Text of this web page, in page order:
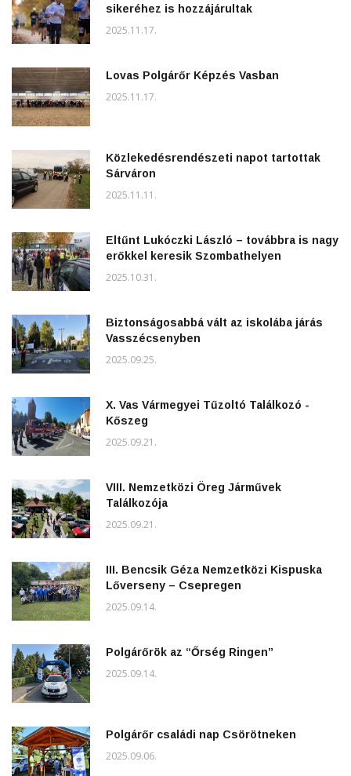
sikeréhez is hozzájárultak
2025.11.17.
Lovas Polgárőr Képzés Vasban
2025.11.17.
Közlekedésrendészeti napot tartottak
Sárváron
2025.11.11.
Eltűnt Lukóczki László – továbbra is nagy
erőkkel keresik Szombathelyen
2025.10.31.
Biztonságosabbá vált az iskolába járás
Vasszécsenyben
2025.09.25.
X. Vas Vármegyei Tűzoltó Találkozó -
Kőszeg
2025.09.21.
VIII. Nemzetközi Öreg Járművek
Találkozója
2025.09.21.
III. Bencsik Géza Nemzetközi Kispuska
Lőverseny – Csepregen
2025.09.14.
Polgárőrök az “Őrség Ringen”
2025.09.14.
Polgárőr családi nap Csörötneken
2025.09.06.